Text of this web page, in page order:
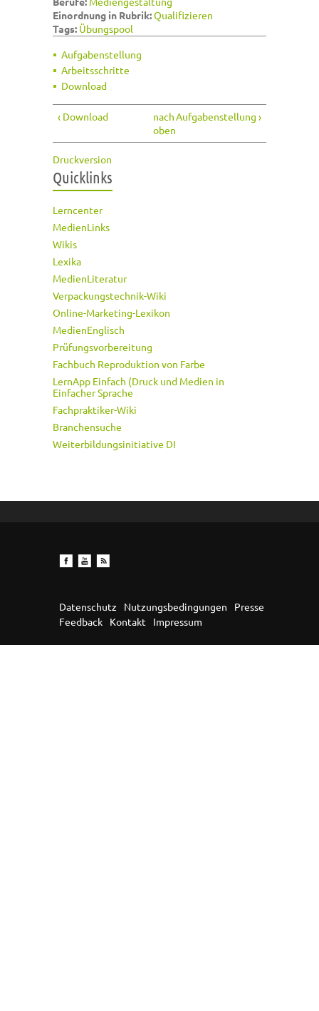
Einordnung in Rubrik:Qualifizieren
Tags: Übungspool
Aufgabenstellung
Arbeitsschritte
Download
‹ Download
nach
oben
Aufgabenstellung ›
Druckversion
Quicklinks
Lerncenter
MedienLinks
Wikis
Lexika
MedienLiteratur
Verpackungstechnik-Wiki
Online-Marketing-Lexikon
MedienEnglisch
Prüfungsvorbereitung
Fachbuch Reproduktion von Farbe
LernApp Einfach (Druck und Medien in
Einfacher Sprache
Fachpraktiker-Wiki
Branchensuche
Weiterbildungsinitiative DI
Datenschutz Nutzungsbedingungen
Presse
Feedback
Kontakt Impressum